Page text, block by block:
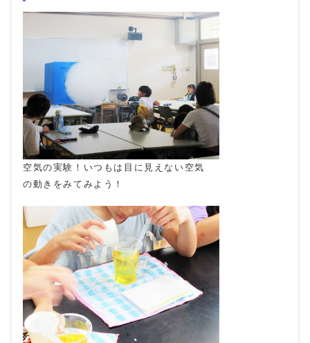
空気の実験！いつもは目に見えない空気
の動きをみてみよう！